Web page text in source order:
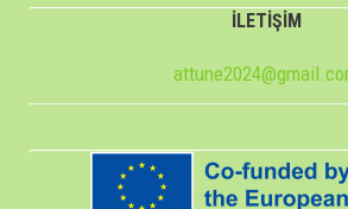
İLETİŞİM